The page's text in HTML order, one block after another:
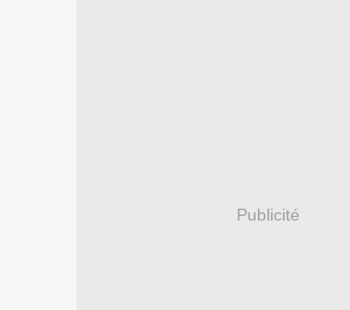
Publicité